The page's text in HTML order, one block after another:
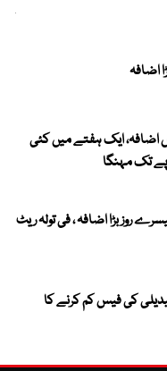
اضافہ، ایک ہفتے میں کئی
روز بڑا اضافہ ، فی تولہ ریٹ
کی فیس کم کرنے کا